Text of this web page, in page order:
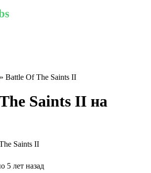
» Battle Of The Saints II
Saints II на
5 лет назад